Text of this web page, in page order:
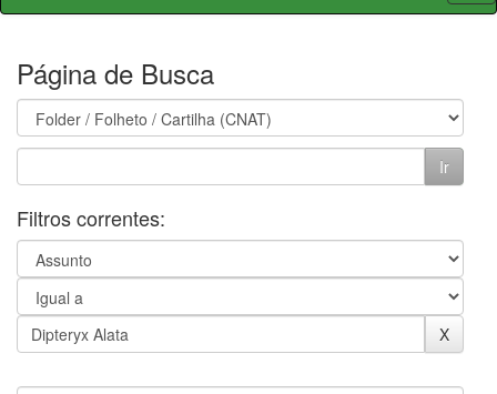
Página de Busca
Filtros correntes: